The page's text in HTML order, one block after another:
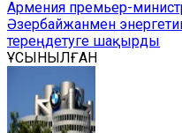
Армения премьер-
Әзербайжанмен
тереңдетуге шақырды
ҰСЫНЫЛҒАН